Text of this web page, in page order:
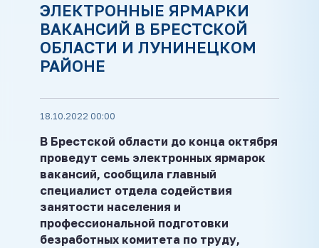
ЭЛЕКТРОННЫЕ ЯРМАРКИ
ВАКАНСИЙ В БРЕСТСКОЙ
ОБЛАСТИ И ЛУНИНЕЦКОМ
РАЙОНЕ
18.10.2022 00:00
В Брестской области до конца октября
проведут семь электронных ярмарок
вакансий, сообщила главный
специалист отдела содействия
занятости населения и
профессиональной подготовки
безработных комитета по труду,